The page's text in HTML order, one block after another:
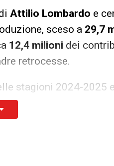
Attilio Lombardo e
sceso a 29,7
12,4 milioni dei
retrocesse.
stagioni 2024-2025
milioni